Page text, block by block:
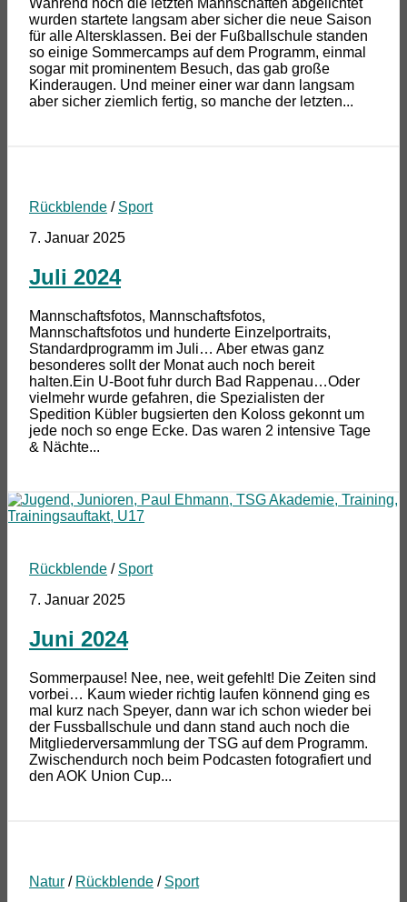
Während noch die letzten Mannschaften abgelichtet
wurden startete langsam aber sicher die neue Saison
für alle Altersklassen. Bei der Fußballschule standen
so einige Sommercamps auf dem Programm, einmal
sogar mit prominentem Besuch, das gab große
Kinderaugen. Und meiner einer war dann langsam
aber sicher ziemlich fertig, so manche der letzten...
Rückblende / Sport
7. Januar 2025
Juli 2024
Mannschaftsfotos, Mannschaftsfotos,
Mannschaftsfotos und hunderte Einzelportraits,
Standardprogramm im Juli… Aber etwas ganz
besonderes sollt der Monat auch noch bereit
halten.Ein U-Boot fuhr durch Bad Rappenau…Oder
vielmehr wurde gefahren, die Spezialisten der
Spedition Kübler bugsierten den Koloss gekonnt um
jede noch so enge Ecke. Das waren 2 intensive Tage
& Nächte...
Rückblende / Sport
7. Januar 2025
Juni 2024
Sommerpause! Nee, nee, weit gefehlt! Die Zeiten sind
vorbei… Kaum wieder richtig laufen könnend ging es
mal kurz nach Speyer, dann war ich schon wieder bei
der Fussballschule und dann stand auch noch die
Mitgliederversammlung der TSG auf dem Programm.
Zwischendurch noch beim Podcasten fotografiert und
den AOK Union Cup...
Natur / Rückblende / Sport